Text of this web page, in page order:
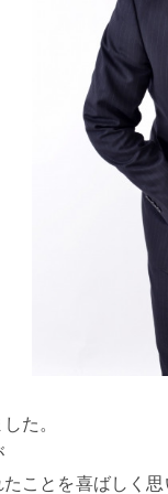
た。
ことを喜ばしく